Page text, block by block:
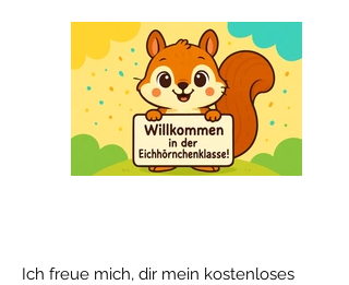
Ich freue mich, dir mein kostenloses